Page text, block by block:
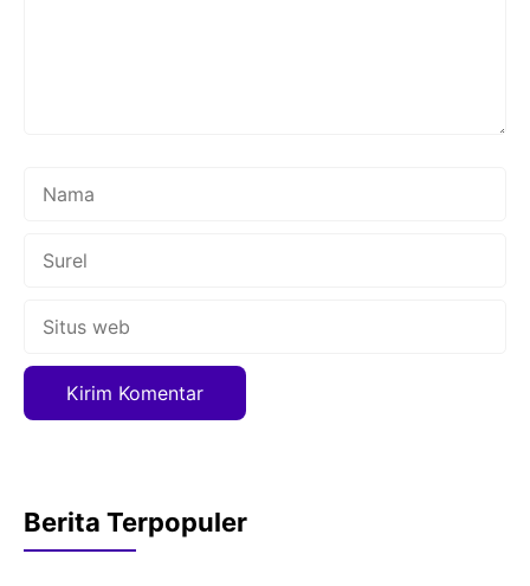
Berita Terpopuler